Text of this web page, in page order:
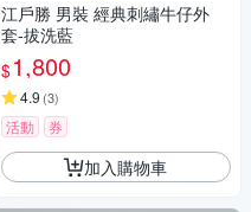
江戶勝 男裝 經典刺繡牛仔外
套-拔洗藍
$1,800
4.9 (3)
活動 券
加入購物車